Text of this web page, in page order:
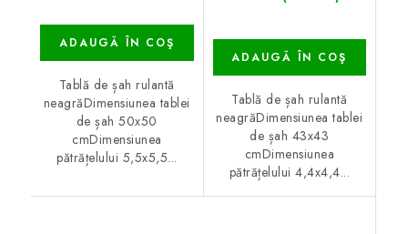
ADAUGĂ ÎN COŞ
Tablă de șah rulantă
neagrăDimensiunea tablei
de șah 50x50
cmDimensiunea
pătrățelului 5,5x5,5...
ADAUGĂ ÎN COŞ
Tablă de șah rulantă
neagrăDimensiunea tablei
de șah 43x43
cmDimensiunea
pătrățelului 4,4x4,4...